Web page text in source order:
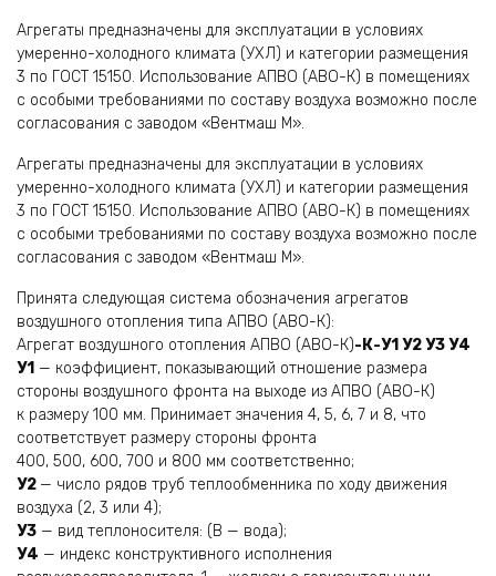
Агрегаты предназначены для эксплуатации в усло­виях
умеренно-холодного климата (УХЛ) и категории размещения
3 по ГОСТ 15150. Использование АПВО (АВО-К) в помещениях
с особыми требованиями по составу воздуха возможно после
согласования с заводом «Вентмаш М».
Агрегаты предназначены для эксплуатации в усло­виях
умеренно-холодного климата (УХЛ) и категории размещения
3 по ГОСТ 15150. Использование АПВО (АВО-К) в помещениях
с особыми требованиями по составу воздуха возможно после
согласования с заводом «Вентмаш М».
Принята следующая система обозначения агрегатов
воздушного отопления типа АПВО (АВО-К):
Агрегат воздушного отопления АПВО (АВО-К)-К-У1 У2 У3 У4
У1 — коэффициент, показывающий отношение размера
стороны воздушного фронта на выходе из АПВО (АВО-К)
к размеру 100 мм. Принимает значения 4, 5, 6, 7 и 8, что
соответствует размеру стороны фронта
400, 500, 600, 700 и 800 мм соответственно;
У2 — число рядов труб теплообменника по ходу движения
воздуха (2, 3 или 4);
У3 — вид теплоносителя: (В — вода);
У4 — индекс конструктивного исполнения